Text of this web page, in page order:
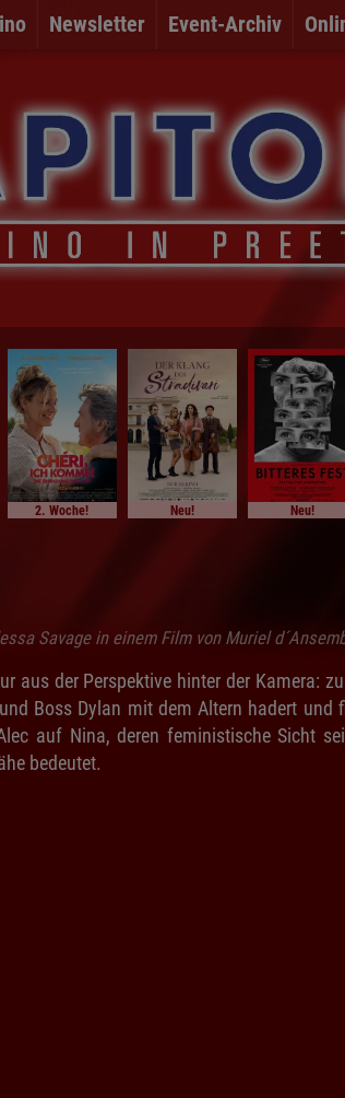
Newsletter Event-Archiv
2. Woche! Neu! Neu!
Savage in einem Film von Muriel
aus der Perspektive hinter der Kamera:
Boss Dylan mit dem Altern hadert
auf Nina, deren feministische Sicht
bedeutet.